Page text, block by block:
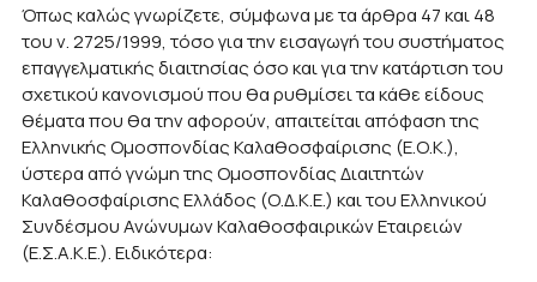
Όπως καλώς γνωρίζετε, σύμφωνα με τα άρθρα 47 και 48
του ν. 2725/1999, τόσο για την εισαγωγή του συστήματος
επαγγελματικής διαιτησίας όσο και για την κατάρτιση του
σχετικού κανονισμού που θα ρυθμίσει τα κάθε είδους
θέματα που θα την αφορούν, απαιτείται απόφαση της
Ελληνικής Ομοσπονδίας Καλαθοσφαίρισης (Ε.Ο.Κ.),
ύστερα από γνώμη της Ομοσπονδίας Διαιτητών
Καλαθοσφαίρισης Ελλάδος (Ο.Δ.Κ.Ε.) και του Ελληνικού
Συνδέσμου Ανώνυμων Καλαθοσφαιρικών Εταιρειών
(Ε.Σ.Α.Κ.Ε.). Ειδικότερα: